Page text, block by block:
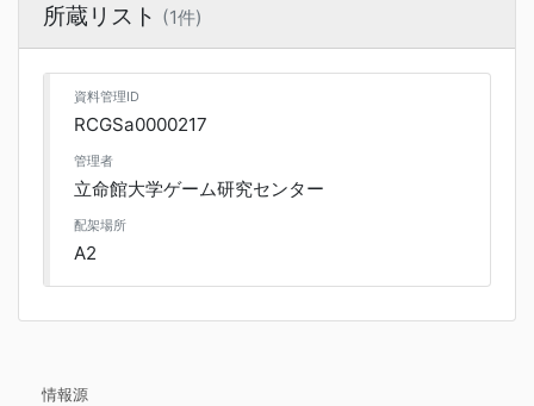
所蔵リスト (1件)
資料管理ID
RCGSa0000217
管理者
立命館大学ゲーム研究センター
配架場所
A2
情報源